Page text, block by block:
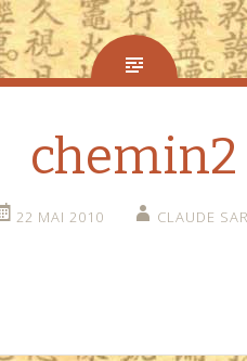
chemin2
22 MAI 2010 CLAUDE